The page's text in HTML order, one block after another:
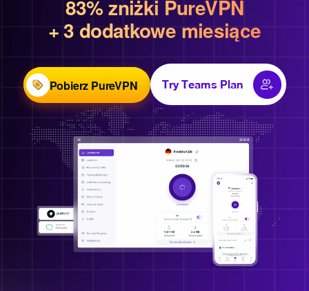
83% zniżki PureVPN
+ 3 dodatkowe miesiące
Pobierz PureVPN Try Teams Plan